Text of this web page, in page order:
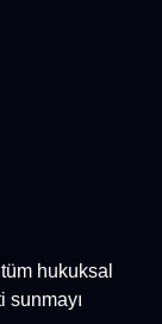
hukuksal
sunmayı